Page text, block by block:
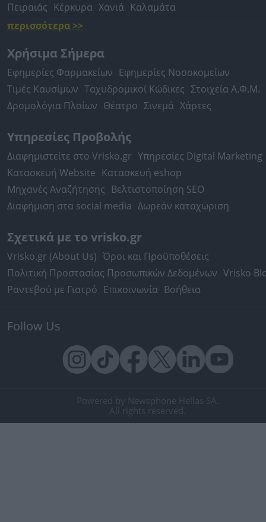
Πειραιάς Κέρκυρα Χανιά Καλαμάτα
περισσότερα >>
Χρήσιμα Σήμερα
Εφημερίες Φαρμακείων Εφημερίες Νοσοκομείων
Τιμές Καυσίμων Ταχυδρομικοί Κώδικες Στοιχεία Α.Φ.Μ.
Δρομολόγια Πλοίων Θέατρο Σινεμά Χάρτες
Υπηρεσίες Προβολής
Διαφημιστείτε στο Vrisko.gr Υπηρεσίες Digital Marketing
Κατασκευή Website Κατασκευή eshop
Μηχανές Αναζήτησης Βελτιστοποίηση SEO
Διαφήμιση στα social media Δωρεάν καταχώριση
Σχετικά με το vrisko.gr
Vrisko.gr (About Us) Όροι και Προϋποθέσεις
Πολιτική Προστασίας Προσωπικών Δεδομένων Vrisko
Ραντεβού με Γιατρό Επικοινωνία Βοήθεια
Follow Us
Powered by Newsphone Hellas SA.
All rights reserved.